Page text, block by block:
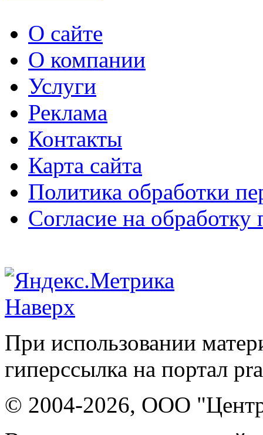
О сайте
О компании
Услуги
Реклама
Контакты
Карта сайта
Политика обработки
Согласие на
Наверх
При использовании
гиперссылка на портал
© 2004-2026, ООО "Центр